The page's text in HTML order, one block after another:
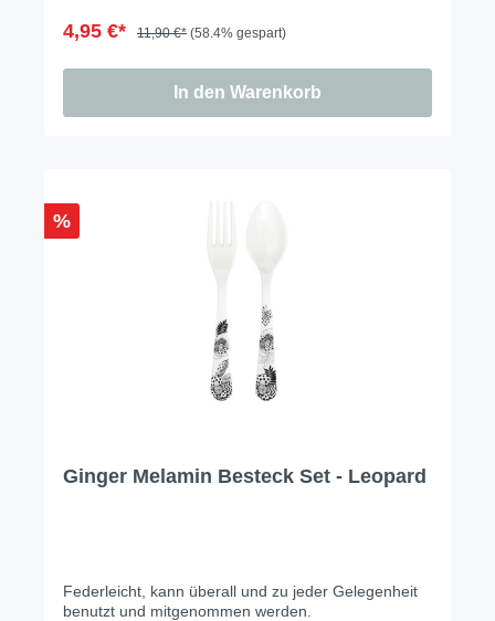
4,95 €* 11,90 €* (58.4% gespart)
In den Warenkorb
%
Ginger Melamin Besteck Set - Leopard
Federleicht, kann überall und zu jeder Gelegenheit
benutzt und mitgenommen werden.